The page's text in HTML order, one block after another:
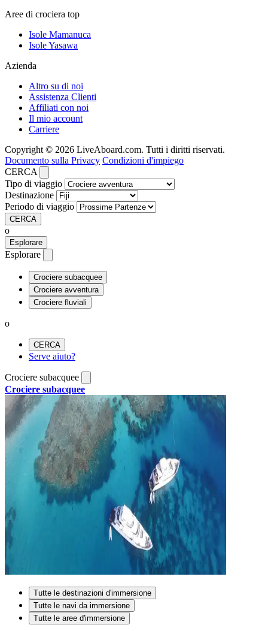
Aree di crociera top
Isole Mamanuca
Isole Yasawa
Azienda
Altro su di noi
Assistenza Clienti
Affiliati con noi
Il mio account
Carriere
Copyright © 2026 LiveAboard.com. Tutti i diritti riservati.
Documento sulla Privacy Condizioni d'impiego
CERCA
Tipo di viaggio
Destinazione
Periodo di viaggio
CERCA
o
Esplorare
Esplorare
Crociere subacquee
Crociere avventura
Crociere fluviali
o
CERCA
Serve aiuto?
Crociere subacquee
Crociere subacquee
Tutte le destinazioni d'immersione
Tutte le navi da immersione
Tutte le aree d'immersione